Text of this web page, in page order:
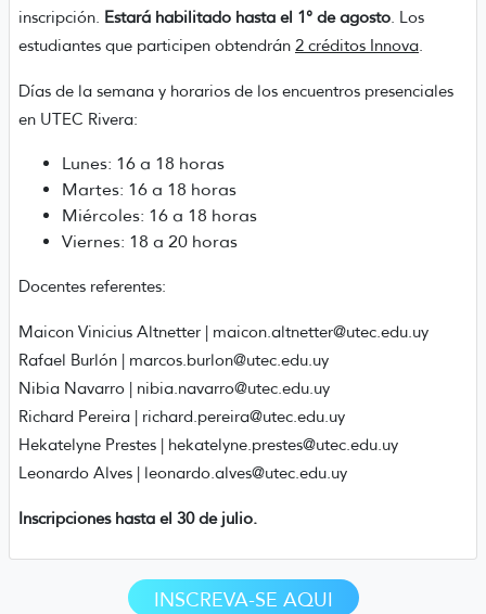
inscripción. Estará habilitado hasta el 1° de agosto. Los
estudiantes que participen obtendrán 2 créditos Innova.
Días de la semana y horarios de los encuentros presenciales
en UTEC Rivera:
Lunes: 16 a 18 horas
Martes: 16 a 18 horas
Miércoles: 16 a 18 horas
Viernes: 18 a 20 horas
Docentes referentes:
Maicon Vinicius Altnetter | maicon.altnetter@utec.edu.uy
Rafael Burlón | marcos.burlon@utec.edu.uy
Nibia Navarro | nibia.navarro@utec.edu.uy
Richard Pereira | richard.pereira@utec.edu.uy
Hekatelyne Prestes | hekatelyne.prestes@utec.edu.uy
Leonardo Alves | leonardo.alves@utec.edu.uy
Inscripciones hasta el 30 de julio.
INSCREVA-SE AQUI